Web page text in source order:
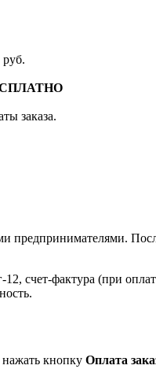
заказа.
12, счет-фактура (при
кнопку Оплата